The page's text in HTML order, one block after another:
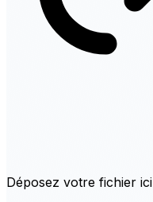
Déposez votre fichier ici